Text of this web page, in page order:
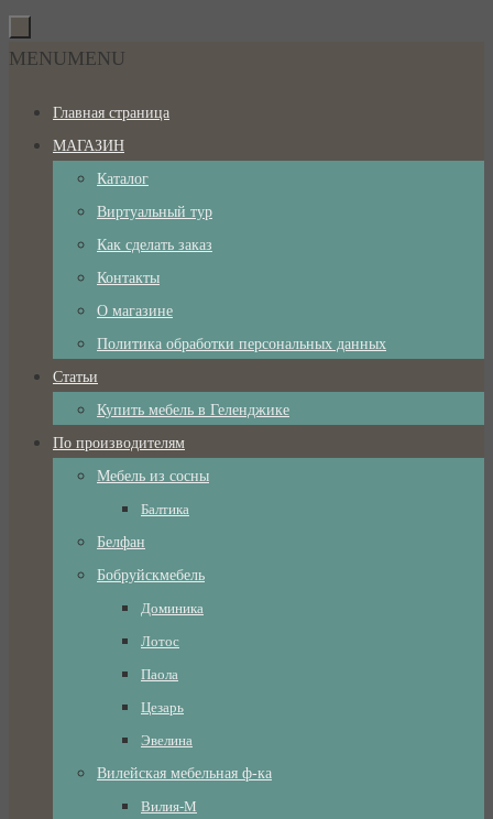
Перейти
к
Перейти
содержимому
MENUMENU
Главная страница
МАГАЗИН
Каталог
Виртуальный тур
Как сделать заказ
Контакты
О магазине
Политика обработки персональных данных
Статьи
Купить мебель в Геленджике
По производителям
Мебель из сосны
Балтика
Белфан
Бобруйскмебель
Доминика
Лотос
Паола
Цезарь
Эвелина
Вилейская мебельная ф-ка
Вилия-М